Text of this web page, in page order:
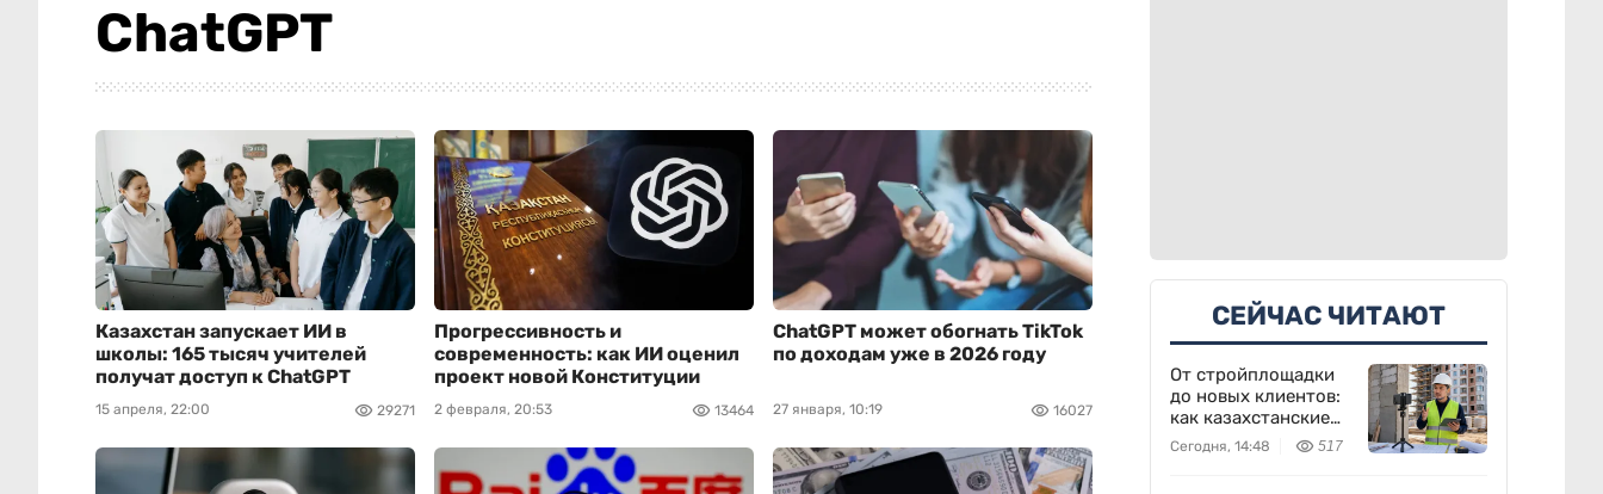
ChatGPT
Казахстан запускает ИИ в
школы: 165 тысяч учителей
получат доступ к ChatGPT
15 апреля, 22:00 29271
Прогрессивность и
современность: как ИИ оценил
проект новой Конституции
2 февраля, 20:53 13464
ChatGPT может обогнать TikTok
по доходам уже в 2026 году
27 января, 10:19 16027
СЕЙЧАС ЧИТАЮТ
От стройплощадки
до новых клиентов:
как казахстанские
строители
развивают бизнес в
Сегодня, 14:48 517